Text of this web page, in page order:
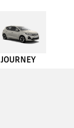
JOURNEY